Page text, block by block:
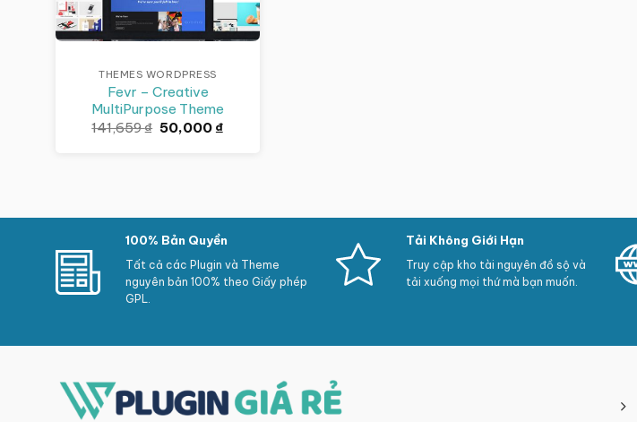
THEMES WORDPRESS
Fevr – Creative
MultiPurpose Theme
141,659₫ Giá
50,000 ₫Giá
100% Bản Quyền
Tất cả các Plugin và Theme
nguyên bản 100% theo Giấy phép
GPL.
Tải Không Giới Hạn
Truy cập kho tài nguyên đồ sộ và
tải xuống mọi thứ mà bạn muốn.